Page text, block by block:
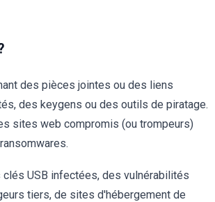
des pièces jointes ou des liens
des keygens ou des outils de piratage.
sites web compromis (ou trompeurs)
USB infectées, des vulnérabilités
tiers, de sites d'hébergement de